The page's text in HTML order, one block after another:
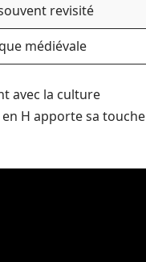
revisité
médiévale
avec la culture
H apporte sa touche